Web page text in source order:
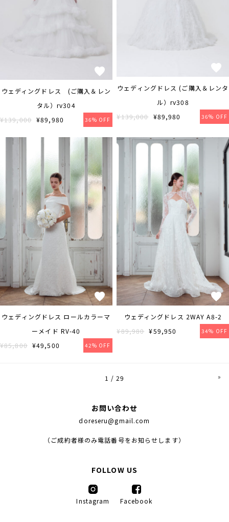
ウェディングドレス (ご購入＆レン
タル）rv304
¥139,000 ¥89,980 36% OFF
ウェディングドレス (ご購入＆レンタ
ル）rv308
¥139,000 ¥89,980 36% OFF
ウェディングドレス ロールカラーマ
ーメイド RV-40
¥85,800 ¥49,500 42% OFF
ウェディングドレス 2WAY A8-2
¥89,980 ¥59,950 34% OFF
1 / 29 »
お問い合わせ
doreseru@gmail.com
（ご成約者様のみ電話番号をお知らせします）
FOLLOW US
Instagram Facebook